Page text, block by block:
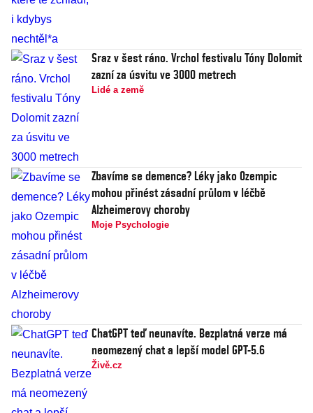
Sraz v šest ráno. Vrchol festivalu Tóny Dolomit
zazní za úsvitu ve 3000 metrech
Lidé a země
Zbavíme se demence? Léky jako Ozempic
mohou přinést zásadní průlom v léčbě
Alzheimerovy choroby
Moje Psychologie
ChatGPT teď neunavíte. Bezplatná verze má
neomezený chat a lepší model GPT-5.6
Živě.cz